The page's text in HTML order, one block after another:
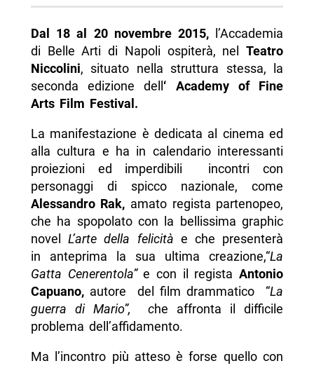
Dal 18 al 20 novembre 2015,l’Accademia
di Belle Arti di Napoli ospiterà, nelTeatro
Niccolini, situato nella struttura stessa, la
seconda edizione dell ‘ Academy of Fine
Arts Film Festival.
La manifestazione è dedicata al cinema ed
alla cultura e ha in calendario interessanti
proiezioni ed imperdibili incontri con
personaggi di spicco nazionale, come
Alessandro Rak, amato regista partenopeo,
che ha spopolato con la bellissima graphic
novelL’arte della felicità e che presenterà
in anteprima la sua ultima creazione,“La
Gatta Cenerentola”e con il regista Antonio
Capuano,autore del film drammatico “La
guerra di Mario”, che affronta il difficile
problema dell’affidamento.
Ma l’incontro più atteso è forse quello con